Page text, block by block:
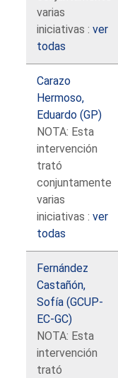
varias
iniciativas :ver
todas
Carazo
Hermoso,
Eduardo (GP)
NOTA: Esta
intervención
trató
conjuntamente
varias
iniciativas :ver
todas
Fernández
Castañón,
Sofía (GCUP-
EC-GC)
NOTA: Esta
intervención
trató